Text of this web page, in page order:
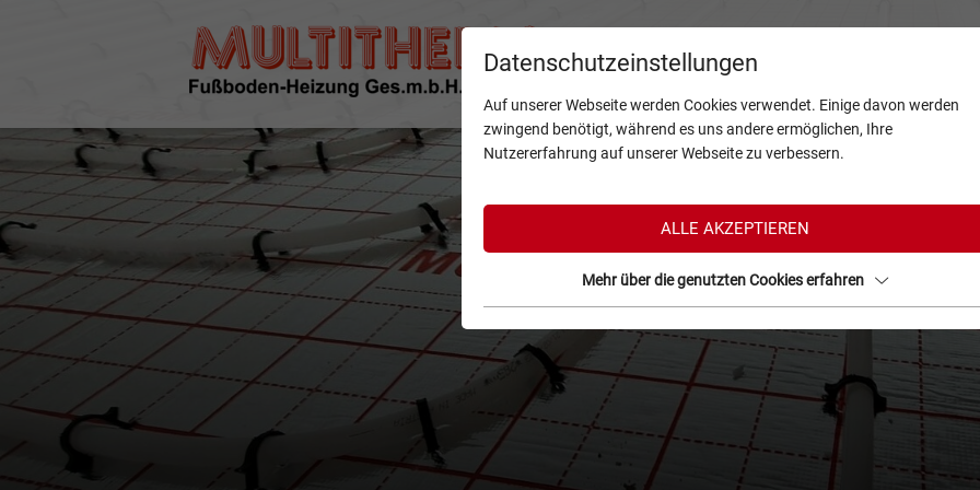
Datenschutzeinstellungen
Auf unserer Webseite werden Cookies verwendet. Einige davon werden
zwingend benötigt, während es uns andere ermöglichen, Ihre
Nutzererfahrung auf unserer Webseite zu verbessern.
ALLE AKZEPTIEREN
Mehr über die genutzten Cookies erfahren
Produkte Über Uns